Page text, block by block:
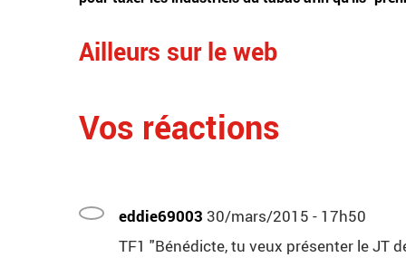
Ailleurs sur le web
Vos réactions
eddie69003 30/mars/2015 - 17h50
TF1 "Bénédicte, tu veux présenter le JT